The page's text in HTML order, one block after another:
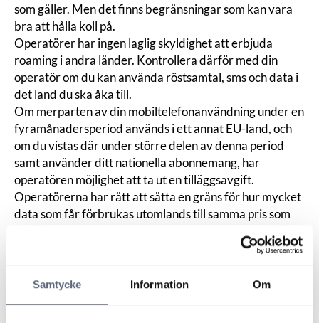
Samtycke Information Om
som gäller. Men det finns begränsningar som kan vara
bra att hålla koll på.
Operatörer har ingen laglig skyldighet att erbjuda
roaming i andra länder. Kontrollera därför med din
operatör om du kan använda röstsamtal, sms och data i
det land du ska åka till.
Om merparten av din mobiltelefonanvändning under en
fyramånadersperiod används i ett annat EU-land, och
om du vistas där under större delen av denna period
samt använder ditt nationella abonnemang, har
operatören möjlighet att ta ut en tilläggsavgift.
Operatörerna har rätt att sätta en gräns för hur mycket
data som får förbrukas utomlands till samma pris som
som finns i bakomliggande EU-lagstiftning. Det innebär
att om du exempelvis har fri surf i ditt abonnemang i
Sverige, kan du inte räkna med att få använda så